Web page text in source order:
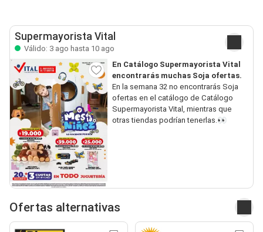
Supermayorista Vital
Válido: 3 ago hasta 10 ago
En Catálogo Supermayorista Vital
encontrarás muchas Soja ofertas.
En la semana 32 no encontrarás Soja
ofertas en el catálogo de Catálogo
Supermayorista Vital, mientras que
otras tiendas podrían tenerlas.👀
Ofertas alternativas